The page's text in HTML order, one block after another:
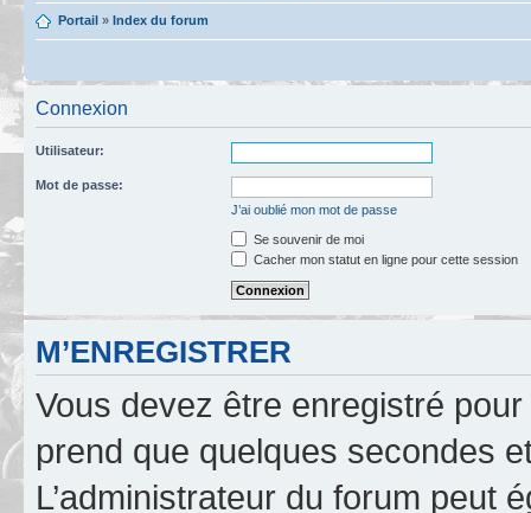
Portail » Index du forum
Connexion
Utilisateur:
Mot de passe:
J’ai oublié mon mot de passe
Se souvenir de moi
Cacher mon statut en ligne pour cette session
M’ENREGISTRER
Vous devez être enregistré
prend que quelques secondes
L’administrateur du forum peut